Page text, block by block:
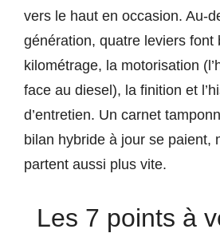
vers le haut en occasion. Au-
génération, quatre leviers font
kilométrage, la motorisation
face au diesel), la finition et
d’entretien. Un carnet
bilan hybride à jour se paient,
partent aussi plus vite.
Les 7 points à